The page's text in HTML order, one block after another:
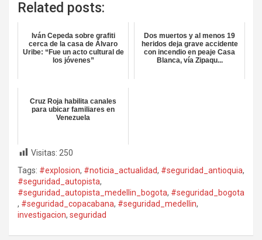
Related posts:
Iván Cepeda sobre grafiti
cerca de la casa de Álvaro
Uribe: “Fue un acto cultural de
los jóvenes”
Dos muertos y al menos 19
heridos deja grave accidente
con incendio en peaje Casa
Blanca, vía Zipaqu...
Cruz Roja habilita canales
para ubicar familiares en
Venezuela
Visitas: 250
Tags: #explosion, #noticia_actualidad, #seguridad_antioquia,
#seguridad_autopista,
#seguridad_autopista_medellin_bogota, #seguridad_bogota
, #seguridad_copacabana, #seguridad_medellin,
investigacion, seguridad